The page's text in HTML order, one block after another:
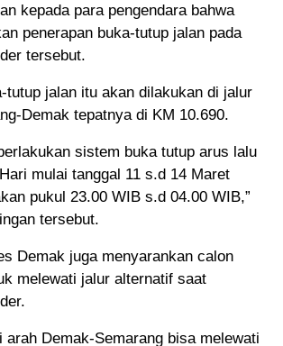
kepada para pengendara bahwa
penerapan buka-tutup jalan pada
tersebut.
tutup jalan itu akan dilakukan di jalur
Demak tepatnya di KM 10.690.
sistem buka tutup arus lalu
mulai tanggal 11 s.d 14 Maret
pukul 23.00 WIB s.d 04.00 WIB,”
tersebut.
Demak juga menyarankan calon
melewati jalur alternatif saat
arah Demak-Semarang bisa melewati